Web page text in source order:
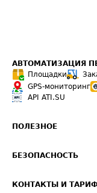
АВТОМАТИЗАЦИЯ
Площадки
GPS-мониторинг
API ATI.SU
ПОЛЕЗНОЕ
Звезды ATI.SU на вашем
БЕЗОПАСНОСТЬ
КОНТАКТЫ И